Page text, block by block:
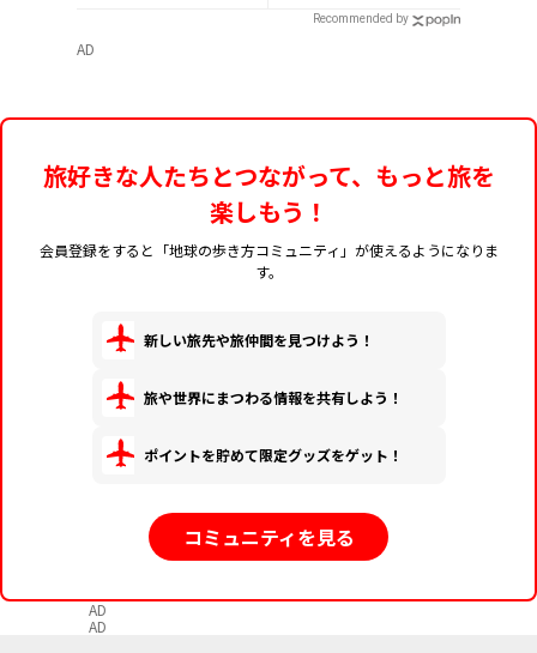
集者の旅の持ち物】
Recommended by
AD
旅好きな人たちとつながって、もっと旅を
楽しもう！
会員登録をすると「地球の歩き方コミュニティ」が使えるようになりま
す。
新しい旅先や旅仲間を見つけよう！
旅や世界にまつわる情報を共有しよう！
ポイントを貯めて限定グッズをゲット！
コミュニティを見る
AD
AD